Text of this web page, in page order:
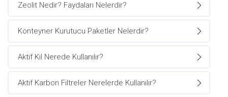
Zeolit Nedir? Faydaları Nelerdir?
Konteyner Kurutucu Paketler Nelerdir?
Aktif Kil Nerede Kullanılır?
Aktif Karbon Filtreler Nerelerde Kullanılır?